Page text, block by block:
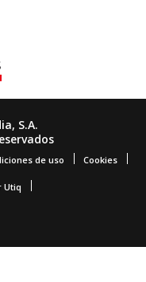
S.A.
de uso Cookies
Utiq